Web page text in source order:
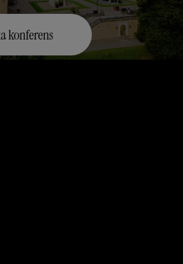
konferens